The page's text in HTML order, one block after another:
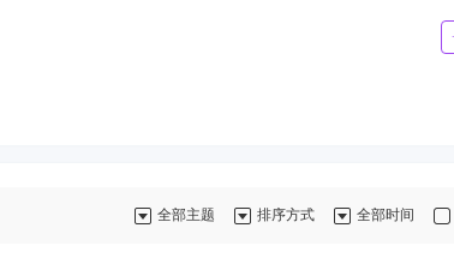
全部时间
排序方式
全部主题